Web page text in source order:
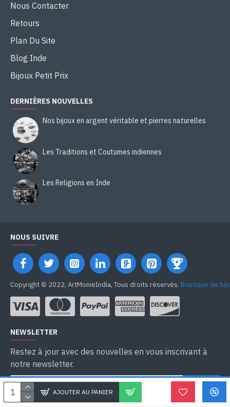
AJOUTER AU PANIER
Nous Contacter
Retours
Plan Du Site
Blog Inde
Bijoux Petit Prix
DERNIÈRES NOUVELLES
Nos bijoux en argent véritable et pierres naturelles
Les Traditions et Coutumes indiennes
Les Religions en Inde
NOUS SUIVRE
Copyright © 2022, ArtMonieIndia, Tous droits réservés. Boutique de
NEWSLETTER
Restez à jour avec des nouvelles en vous inscrivant à
notre newsletter.